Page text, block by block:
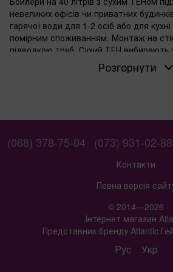
невеликих офісів чи приватних
гарячої води для 1-2 осіб або для
помірним споживанням. Монтаж на
підводкою труб. Сухий ТЕН вибирають
двічі на день. Такий об'єм вистачає
під стелею.
Якщо вода жорстка: переваги
Нагрівальний елемент стоїть у колбі.
ТЕНа напряму. Накип осідає на стінках
нагрівачі. Заміна ТЕНа відбувається
служби зростає у 2-3 рази порівняно
Моделі з мокрим ТЕНомдешевші,
Для яких приміщень
Розгорнути
(068) 378-75-04 (073) 931-02-88
Контакти
Повна версія
© 2014—2026
Інтернет магазин
Представник бренду Atlantic
Рус Укр